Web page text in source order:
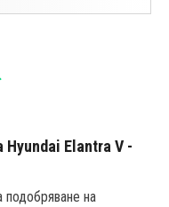
Hyundai Elantra V -
подобряване на